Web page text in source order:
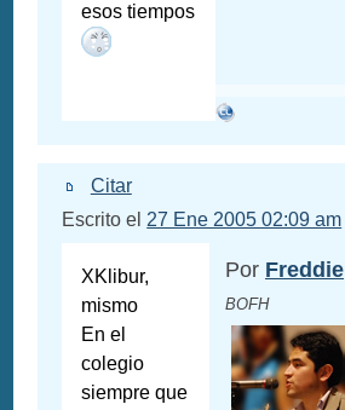
esos tiempos
Citar
Escrito el 27 Ene 2005 02:09 am
XKlibur,
mismo
En el
colegio
siempre que
Por Freddie
BOFH